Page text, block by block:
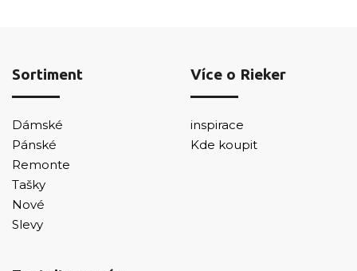
Sortiment
Dámské
Pánské
Remonte
Tašky
Nové
Slevy
Více o Rieker
inspirace
Kde koupit